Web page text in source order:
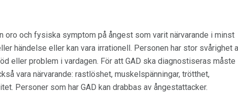
oro och fysiska symptom på ångest som varit närvarande i minst
händelse eller kan vara irrationell. Personen har stor svårighet
eller problem i vardagen. För att GAD ska diagnostiseras måste
vara närvarande: rastlöshet, muskelspänningar, trötthet,
Personer som har GAD kan drabbas av ångestattacker.